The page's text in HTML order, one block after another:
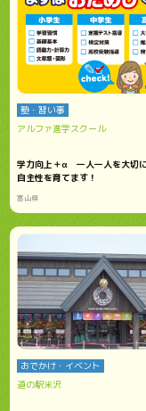
塾・習い事
アルファ進学スクール
学力向上＋α 一人一人を大切
自主性を育てます！
富山県
おでかけ・イベント
道の駅米沢